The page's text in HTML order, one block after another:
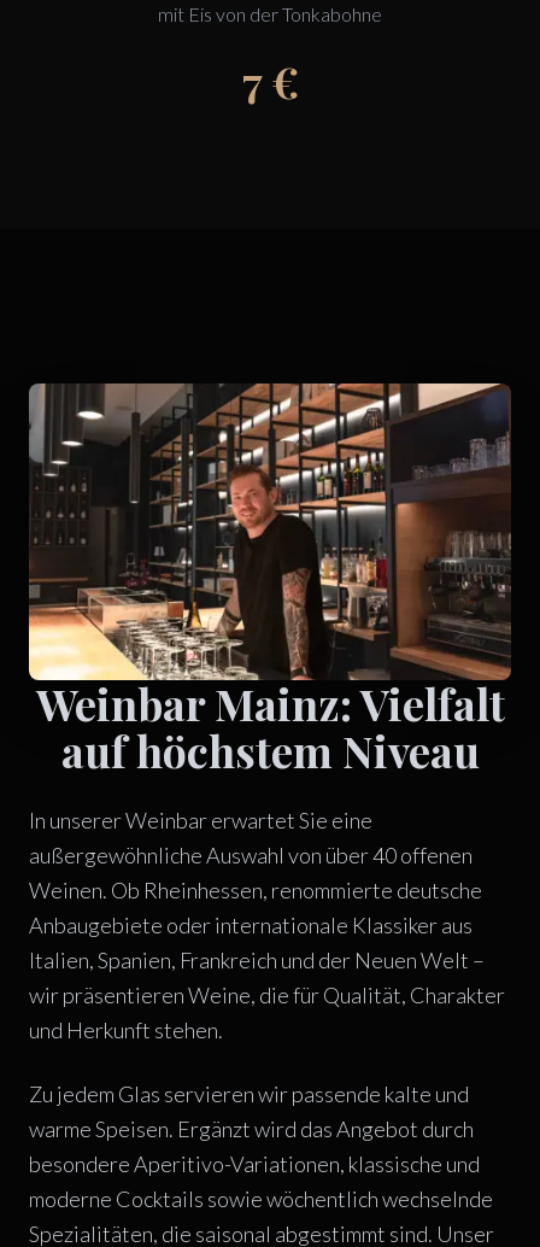
mit Eis von der Tonkabohne
7 €
Weinbar Mainz: Vielfalt
auf höchstem Niveau
In unserer Weinbar erwartet Sie eine
außergewöhnliche Auswahl von über 40 offenen
Weinen. Ob Rheinhessen, renommierte deutsche
Anbaugebiete oder internationale Klassiker aus
Italien, Spanien, Frankreich und der Neuen Welt –
wir präsentieren Weine, die für Qualität, Charakter
und Herkunft stehen.
Zu jedem Glas servieren wir passende kalte und
warme Speisen. Ergänzt wird das Angebot durch
besondere Aperitivo-Variationen, klassische und
moderne Cocktails sowie wöchentlich wechselnde
Spezialitäten, die saisonal abgestimmt sind. Unser